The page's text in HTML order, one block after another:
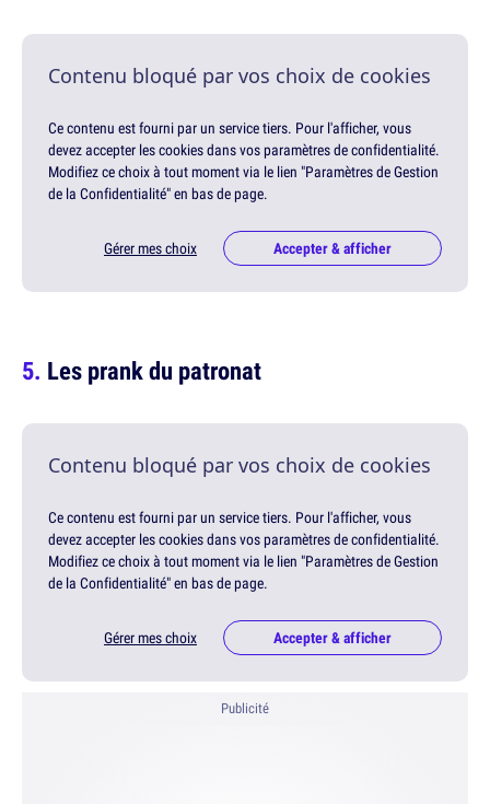
Contenu bloqué par vos choix de cookies
Ce contenu est fourni par un service tiers. Pour l'afficher, vous
devez accepter les cookies dans vos paramètres de confidentialité.
Modifiez ce choix à tout moment via le lien "Paramètres de Gestion
de la Confidentialité" en bas de page.
Gérer mes choix Accepter & afficher
Les prank du patronat
Contenu bloqué par vos choix de cookies
Ce contenu est fourni par un service tiers. Pour l'afficher, vous
devez accepter les cookies dans vos paramètres de confidentialité.
Modifiez ce choix à tout moment via le lien "Paramètres de Gestion
de la Confidentialité" en bas de page.
Gérer mes choix Accepter & afficher
Publicité